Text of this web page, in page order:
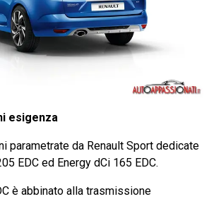
esigenza
parametrate da Renault Sport dedicate
EDC ed Energy dCi 165 EDC.
è abbinato alla trasmissione